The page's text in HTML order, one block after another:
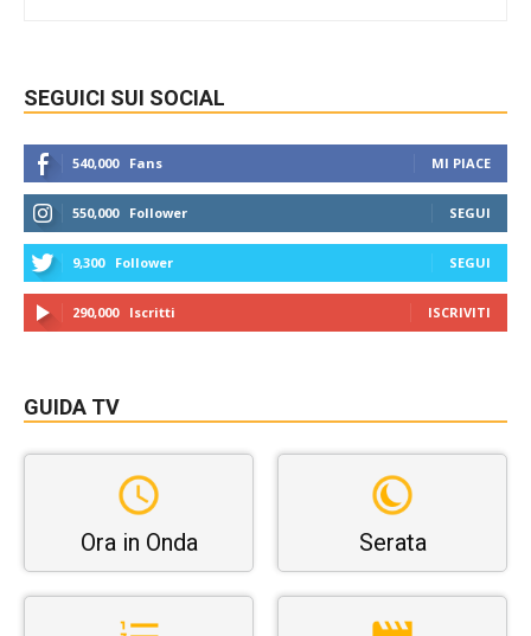
SEGUICI SUI SOCIAL
540,000 Fans MI PIACE
550,000 Follower SEGUI
9,300 Follower SEGUI
290,000 Iscritti ISCRIVITI
GUIDA TV
Ora in Onda Serata